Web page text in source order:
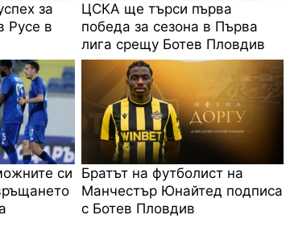
за
Русе в
ЦСКА ще търси първа
победа за сезона в Първа
лига срещу Ботев Пловдив
си
Братът на футболист на
Манчестър Юнайтед подписа
с Ботев Пловдив